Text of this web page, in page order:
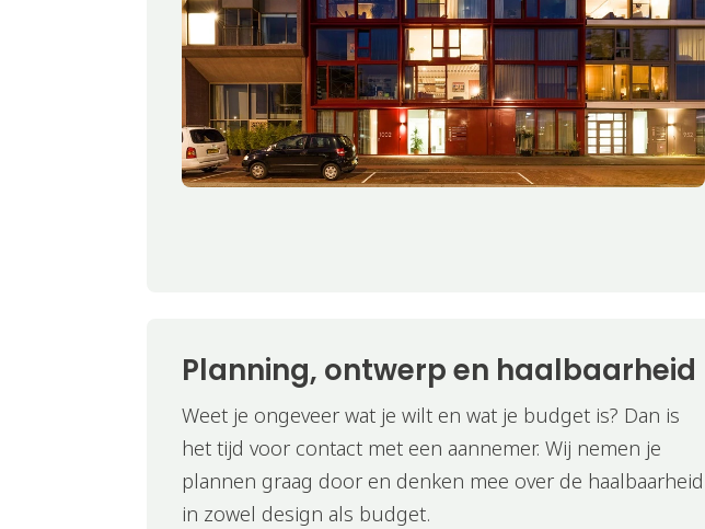
Planning, ontwerp en haalbaarheid
Weet je ongeveer wat je wilt en wat je budget is? Dan is
het tijd voor contact met een aannemer. Wij nemen je
plannen graag door en denken mee over de haalbaarheid
in zowel design als budget.